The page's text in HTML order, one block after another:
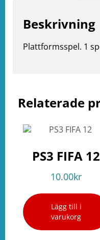
Relaterade
PS3 FIFA 12
10.00kr
Lägg till i
varukorg
Beskrivning
Plattformsspel. 1